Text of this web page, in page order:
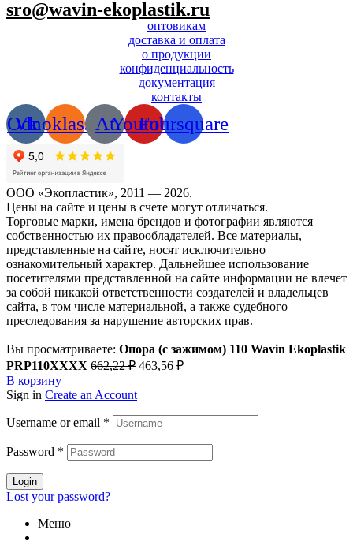
sro@wavin-ekoplastik.ru
оптовикам
доставка и оплата
о продукции
конфиденциальность
документация
контакты
Vk
Odnoklassniki
AtYoutube
Foursquare
ООО «Экопластик», 2011 — 2026.
Цены на сайте и цены в счете могут отличаться.
Торговые марки, имена брендов и фотографии являются
собственностью их правообладателей. Все материалы,
представленные на сайте, носят исключительно
ознакомительный характер. Дальнейшее использование
посетителями представленной на сайте информации не влечет
за собой никакой ответственности создателей и владельцев
сайта, в том числе материальной, а также судебного
преследования за нарушение авторских прав.
Вы просматриваете: Опора (с зажимом) 110 Wavin Ekoplastik
PRP110XXXX 662,22₽ Первоначальная
463,56 ₽Текущая
В корзину
Sign in Create an Account
Username or email *
Password *
Login
Lost your password?
Меню